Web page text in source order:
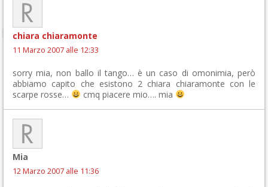
chiara chiaramonte
11 Marzo 2007 alle 12:33
sorry mia, non ballo il tango… è un caso di omonimia, però
abbiamo capito che esistono 2 chiara chiaramonte con le
scarpe rosse…
cmq piacere mio…. mia
Mia
12 Marzo 2007 alle 11:36